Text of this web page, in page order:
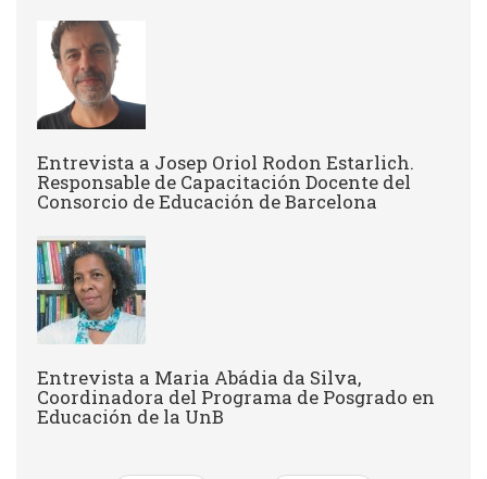
Entrevista a Josep Oriol Rodon Estarlich.
Responsable de Capacitación Docente del
Consorcio de Educación de Barcelona
Entrevista a Maria Abádia da Silva,
Coordinadora del Programa de Posgrado en
Educación de la UnB